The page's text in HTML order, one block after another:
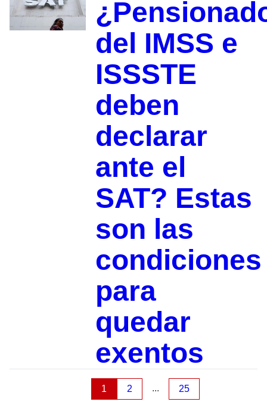
del IMSS e
ISSSTE
deben
declarar
ante el
SAT? Estas
son las
condiciones
para
quedar
exentos
1 2 ... 25